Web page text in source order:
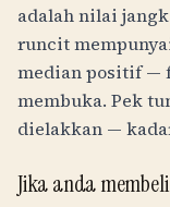
adalah nilai
runcit
median positif —
membuka. Pek
dielakkan —
Jika anda